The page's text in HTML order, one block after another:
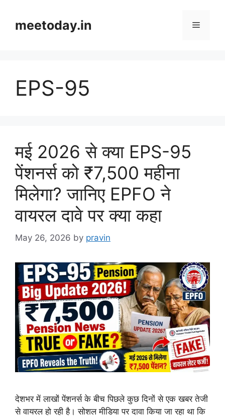
contentmeetoday.in Menu
EPS-95
मई 2026 से क्या EPS-95
पेंशनर्स को ₹7,500 महीना
मिलेगा? जानिए EPFO ने
वायरल दावे पर क्या कहा
May 26, 2026 by pravin
देशभर में लाखों पेंशनर्स के बीच पिछले कुछ दिनों से एक खबर तेजी
से वायरल हो रही है। सोशल मीडिया पर दावा किया जा रहा था कि